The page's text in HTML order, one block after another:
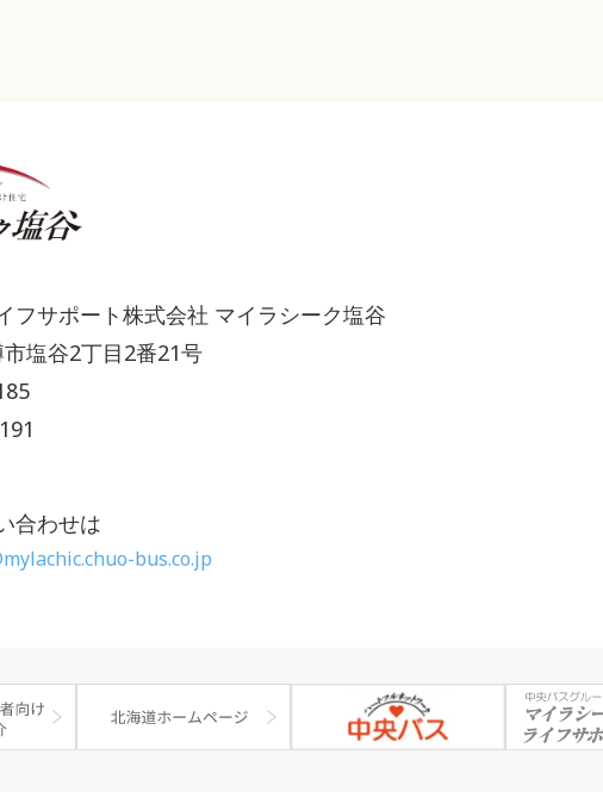
フサポート株式会社 マイラシーク塩谷
塩谷2丁目2番21号
合わせは
bus.co.jp